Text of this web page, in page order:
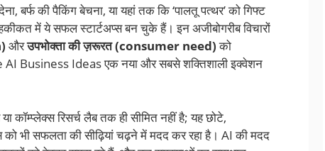
बर्फ की पैकिंग बेचना, या यहां तक कि ‘पालतू पत्थर’ को गिफ्ट
में ये सफल स्टार्टअप्स बन चुके हैं। इन अजीबोगरीब विचारों
औरउपभोक्ता की ज़रूरत (consumer need)को
Business Ideas एक नया और सबसे शक्तिशाली इक्वेशन
कॉम्प्लेक्स रिसर्च लैब तक ही सीमित नहीं है; यह छोटे,
को भी सफलता की सीढ़ियां चढ़ने में मदद कर रहा है। AI की मदद